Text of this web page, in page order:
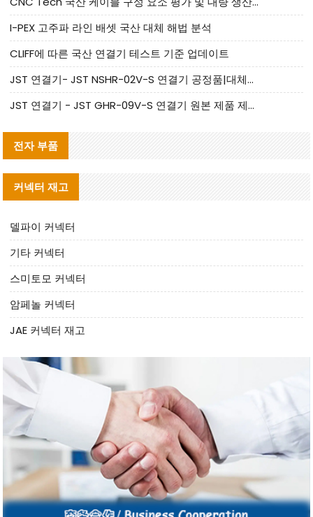
I-PEX 고주파 라인 배셋 국산 대체 해법 분석
CLIFF에 따른 국산 연결기 테스트 기준 업데이트
JST 연결기- JST NSHR-02V-S 연결기 공정품|대체품 제공
JST 연결기 - JST GHR-09V-S 연결기 원본 제품 제공 | 대체품 제공
전자 부품
커넥터 재고
델파이 커넥터
기타 커넥터
스미토모 커넥터
암페놀 커넥터
JAE 커넥터 재고